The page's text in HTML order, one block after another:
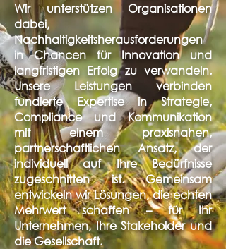
Wir unterstützen Organisationen
dabei,
Nachhaltigkeitsherausforderungen
in Chancen für Innovation und
langfristigen Erfolg zu verwandeln.
Unsere Leistungen verbinden
fundierte Expertise in Strategie,
Compliance und Kommunikation
mit einem praxisnahen,
partnerschaftlichen Ansatz, der
individuell auf Ihre Bedürfnisse
zugeschnitten ist. Gemeinsam
entwickeln wir Lösungen, die echten
Mehrwert schaffen – für Ihr
Unternehmen, Ihre Stakeholder und
die Gesellschaft.